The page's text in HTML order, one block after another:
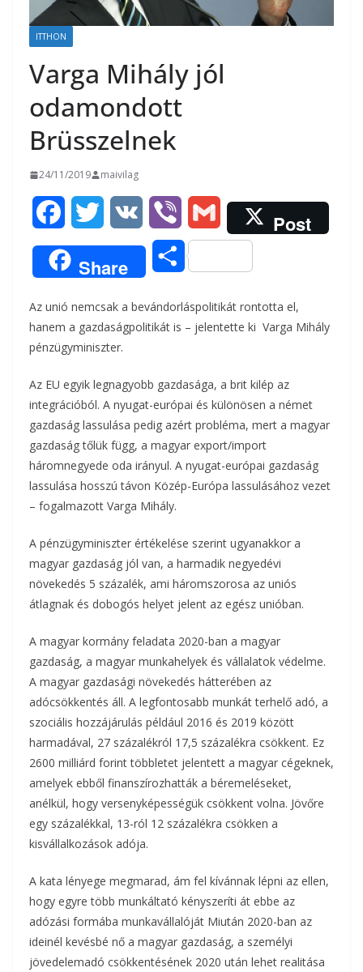
ITTHON
Varga Mihály jól
odamondott
Brüsszelnek
24/11/2019 maivilag
a
c
e
b
o
k
w
i
t
t
r
K
i
b
e
m
a
i
Post
Share
O
a
m
e
g
Az unió nemcsak a bevándorláspolitikát rontotta el,
hanem a gazdaságpolitikát is – jelentette ki Varga Mihály
pénzügyminiszter.
Az EU egyik legnagyobb gazdasága, a brit kilép az
integrációból. A nyugat-európai és különösen a német
gazdaság lassulása pedig azért probléma, mert a magyar
gazdaság tőlük függ, a magyar export/import
háromnegyede oda irányul. A nyugat-európai gazdaság
lassulása hosszú távon Közép-Európa lassulásához vezet
– fogalmazott Varga Mihály.
A pénzügyminiszter értékelése szerint ugyanakkor a
magyar gazdaság jól van, a harmadik negyedévi
növekedés 5 százalék, ami háromszorosa az uniós
átlagnak és dobogós helyet jelent az egész unióban.
A magyar kormány feladata 2020-ban a magyar
gazdaság, a magyar munkahelyek és vállalatok védelme.
A magyar gazdasági növekedés hátterében az
adócsökkentés áll. A legfontosabb munkát terhelő adó, a
szociális hozzájárulás például 2016 és 2019 között
harmadával, 27 százalékról 17,5 százalékra csökkent. Ez
2600 milliárd forint többletet jelentett a magyar cégeknek,
amelyek ebből finanszírozhatták a béremeléseket,
anélkül, hogy versenyképességük csökkent volna. Jövőre
egy százalékkal, 13-ról 12 százalékra csökken a
kisvállalkozások adója.
A kata lényege megmarad, ám fel kívánnak lépni az ellen,
hogy egyre több munkáltató kényszeríti át ebbe az
adózási formába munkavállalóját Miután 2020-ban az
ideinél kevésbé nő a magyar gazdaság, a személyi
jövedelemadó csökkentésének 2020 után lehet realitása